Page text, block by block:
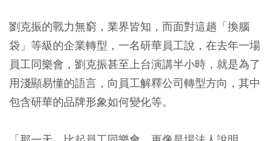
劉克振的戰力無窮，業界皆知，而面對這趟「換腦
袋」等級的企業轉型，一名研華員工說，在去年一場
員工同樂會，劉克振甚至上台演講半小時，就是為了
用淺顯易懂的語言，向員工解釋公司轉型方向，其中
包含研華的品牌形象如何變化等。